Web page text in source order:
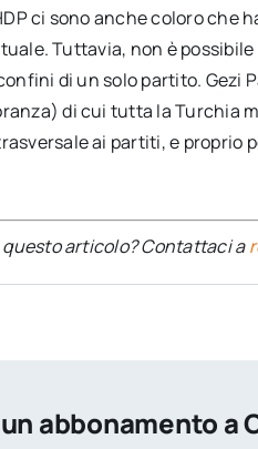
ci sono anche coloro che
Tuttavia, non è
di un solo partito. Gezi
di cui tutta la Turchia
ai partiti, e proprio
articolo? Contattaci a
abbonamento a